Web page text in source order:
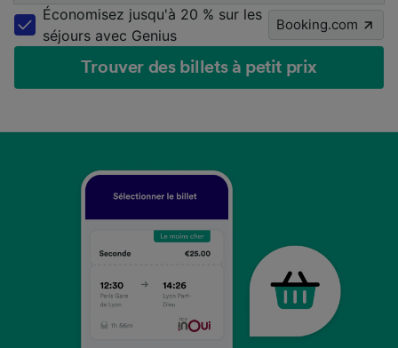
Économisez jusqu'à 20 % sur les
séjours avec Genius
Booking.com
Trouver des billets à petit prix